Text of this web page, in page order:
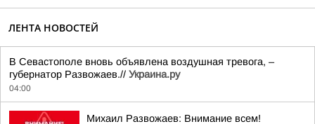
ЛЕНТА НОВОСТЕЙ
В Севастополе вновь объявлена воздушная тревога, –
губернатор Развожаев.// Украина.ру
04:00
Михаил Развожаев: Внимание всем!